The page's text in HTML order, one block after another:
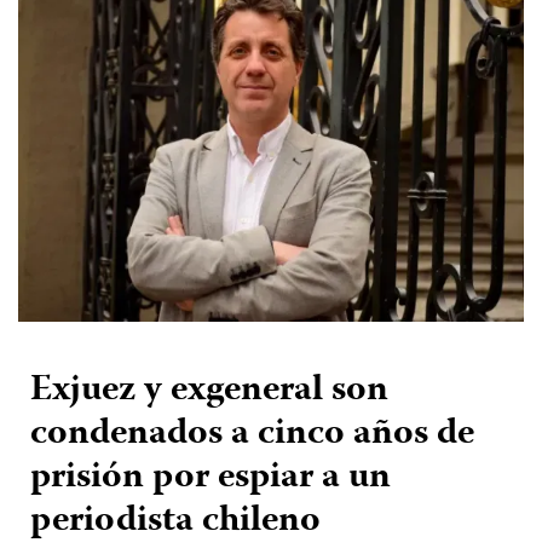
Exjuez y exgeneral son
condenados a cinco años de
prisión por espiar a un
periodista chileno